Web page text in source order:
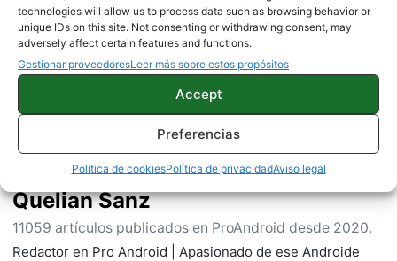
technologies will allow us to process data such as browsing behavior or
unique IDs on this site. Not consenting or withdrawing consent, may
adversely affect certain features and functions.
Gestionar proveedoresLeer más sobre estos propósitos
Accept
Preferencias
Política de cookiesPolítica de privacidadAviso legal
Sobre este autor
Quelian Sanz
11059 artículos publicados en ProAndroid desde 2020.
Redactor en Pro Android | Apasionado de ese Androide